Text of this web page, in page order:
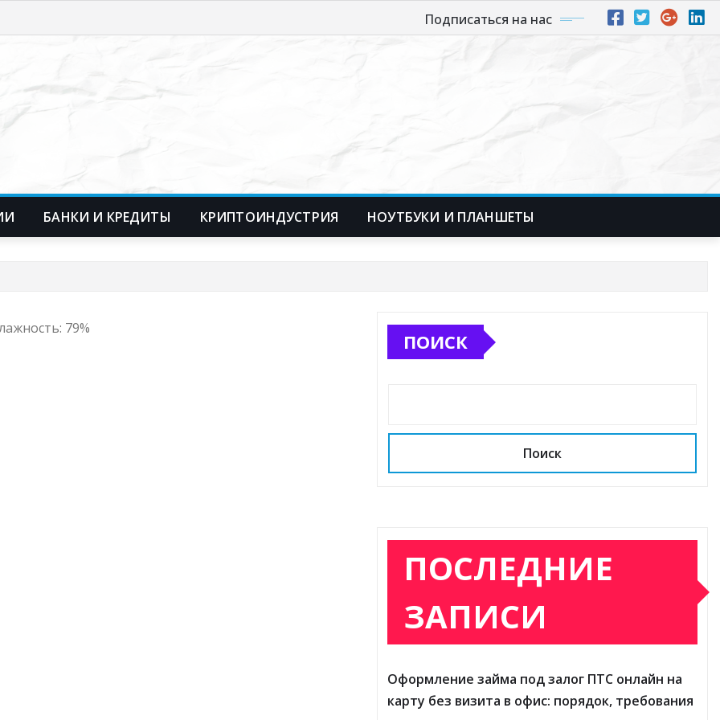
Подписаться на нас
БАНКИ И КРЕДИТЫ КРИПТОИНДУСТРИЯ НОУТБУКИ И ПЛАНШЕТЫ
79%
ПОИСК
Поиск
ПОСЛЕДНИЕ
ЗАПИСИ
Оформление займа под залог ПТС онлайн на
карту без визита в офис: порядок, требования